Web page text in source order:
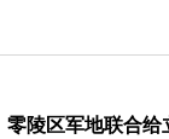
零陵区军地联合给